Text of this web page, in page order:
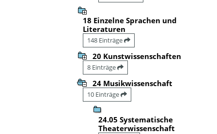
18 Einzelne Sprachen und
Literaturen
148 Einträge
20 Kunstwissenschaften
8 Einträge
24 Musikwissenschaft
10 Einträge
24.05 Systematische
Theaterwissenschaft